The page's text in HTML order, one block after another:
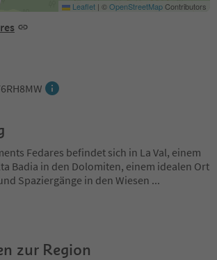
Leaflet | ©OpenStreetMapContributors
Fedares befindet sich in La Val, einem
Badia in den Dolomiten, einem idealen Ort
Spaziergänge in den Wiesen ...
zur Region